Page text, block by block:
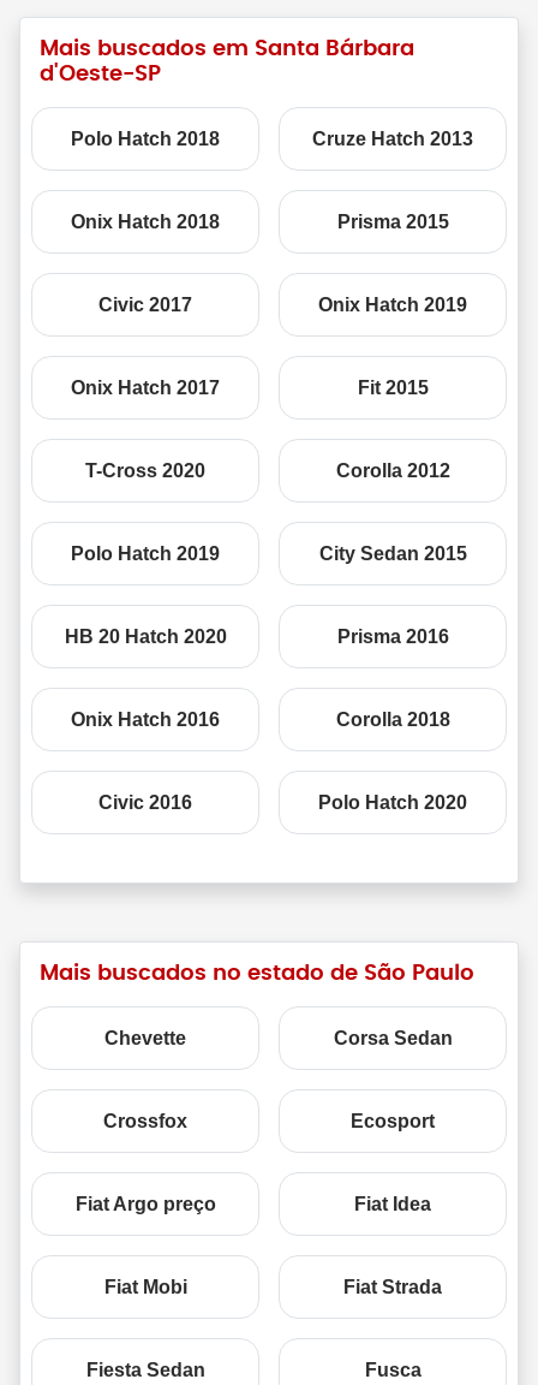
Mais buscados em Santa Bárbara
d'Oeste-SP
Polo Hatch 2018 Cruze Hatch 2013
Onix Hatch 2018 Prisma 2015
Civic 2017 Onix Hatch 2019
Onix Hatch 2017 Fit 2015
T-Cross 2020 Corolla 2012
Polo Hatch 2019 City Sedan 2015
HB 20 Hatch 2020 Prisma 2016
Onix Hatch 2016 Corolla 2018
Civic 2016 Polo Hatch 2020
Mais buscados no estado de São Paulo
Chevette Corsa Sedan
Crossfox Ecosport
Fiat Argo preço Fiat Idea
Fiat Mobi Fiat Strada
Fiesta Sedan Fusca